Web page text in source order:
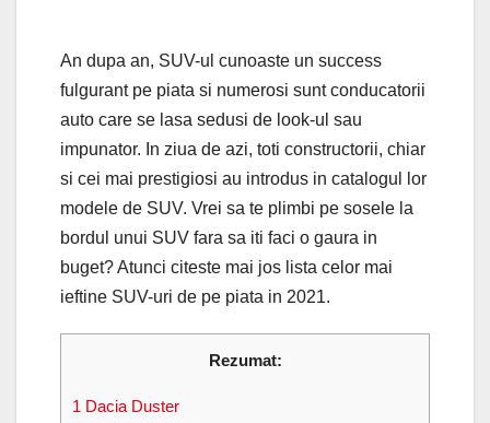
An dupa an, SUV-ul cunoaste un success
fulgurant pe piata si numerosi sunt conducatorii
auto care se lasa sedusi de look-ul sau
impunator. In ziua de azi, toti constructorii, chiar
si cei mai prestigiosi au introdus in catalogul lor
modele de SUV. Vrei sa te plimbi pe sosele la
bordul unui SUV fara sa iti faci o gaura in
buget? Atunci citeste mai jos lista celor mai
ieftine SUV-uri de pe piata in 2021.
Rezumat:
1 Dacia Duster